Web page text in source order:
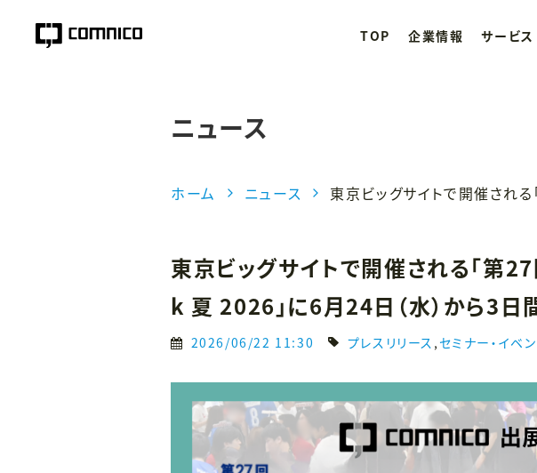
TOP 企業情報 サービス
ニュース
ホーム ニュース
東京ビッグサイトで開催される「第
k 夏 2026」に6月24日（水）から3日
2026/06/22 11:30 プレスリリース , セミナー・イベン